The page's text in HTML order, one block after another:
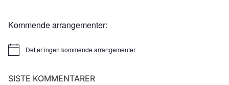
Kommende arrangementer:
MerknadDet er ingen kommende arrangementer.
SISTE KOMMENTARER